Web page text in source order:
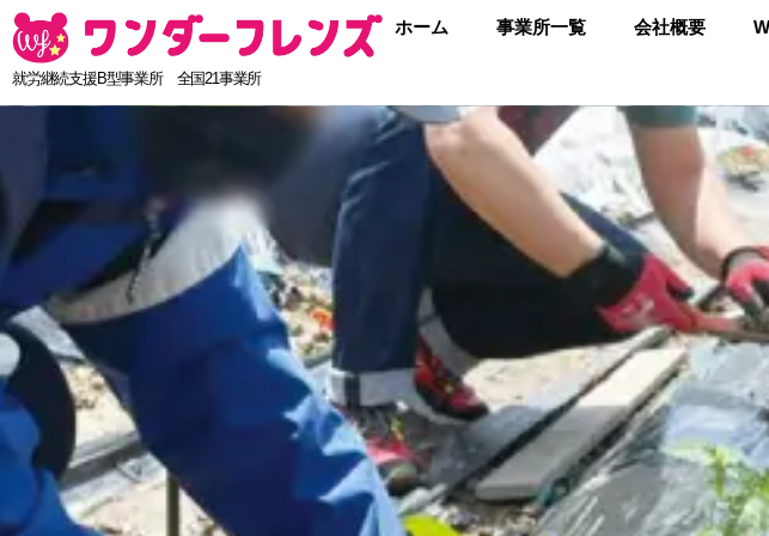
就労継続支援B型事業所 全国21事業所
ホーム 事業所一覧 会社概要